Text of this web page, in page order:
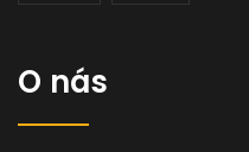
O nás